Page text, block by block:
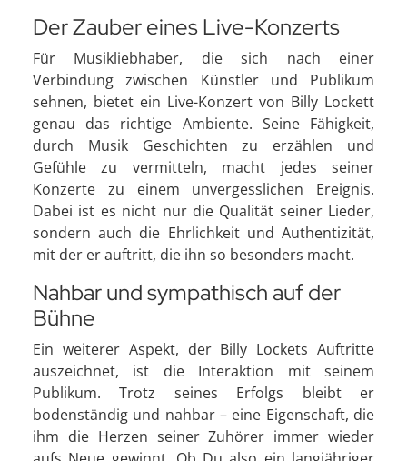
Der Zauber eines Live-Konzerts
Für Musikliebhaber, die sich nach einer
Verbindung zwischen Künstler und Publikum
sehnen, bietet ein Live-Konzert von Billy Lockett
genau das richtige Ambiente. Seine Fähigkeit,
durch Musik Geschichten zu erzählen und
Gefühle zu vermitteln, macht jedes seiner
Konzerte zu einem unvergesslichen Ereignis.
Dabei ist es nicht nur die Qualität seiner Lieder,
sondern auch die Ehrlichkeit und Authentizität,
mit der er auftritt, die ihn so besonders macht.
Nahbar und sympathisch auf der
Bühne
Ein weiterer Aspekt, der Billy Lockets Auftritte
auszeichnet, ist die Interaktion mit seinem
Publikum. Trotz seines Erfolgs bleibt er
bodenständig und nahbar – eine Eigenschaft, die
ihm die Herzen seiner Zuhörer immer wieder